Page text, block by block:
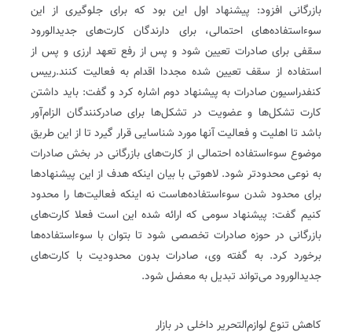
بازرگانی افزود: پیشنهاد اول این بود که برای جلوگیری از این
سوءاستفاده‌های احتمالی، برای دارندگان کارت‌های جدیدالورود
سقفی برای صادرات تعیین شود و پس از رفع تعهد ارزی و پس از
استفاده از سقف تعیین شده مجددا اقدام به فعالیت کنند.رییس
کنفدراسیون صادرات به پیشنهاد دوم اشاره کرد و گفت: باید داشتن
کارت تشکل‌ها و عضویت در تشکل‌ها برای صادرکنندگان الزام‌آور
باشد تا اهلیت و فعالیت آنها مورد شناسایی قرار گیرد تا از این طریق
موضوع سوءاستفاده احتمالی از کارت‌های بازرگانی در بخش صادرات
به نوعی محدودتر شود. لاهوتی با بیان اینکه هدف از این پیشنهاد‌ها
برای محدود شدن سوءاستفاده‌هاست نه اینکه فعالیت‌ها را محدود
کنیم گفت: پیشنهاد سومی که ارائه شده این است فعلا کارت‌های
بازرگانی در حوزه صادرات تخصصی شود تا بتوان با سوءاستفاده‌ها
برخورد کرد. به گفته وی، صادرات بدون محدودیت با کارت‌های
جدید‌الورود می‌تواند تبدیل به معضل شود.
کاهش تنوع لوازم‌التحریر داخلی در بازار